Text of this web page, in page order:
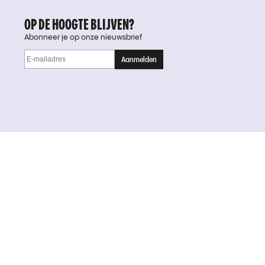
OP DE HOOGTE BLIJVEN?
Abonneer je op onze nieuwsbrief